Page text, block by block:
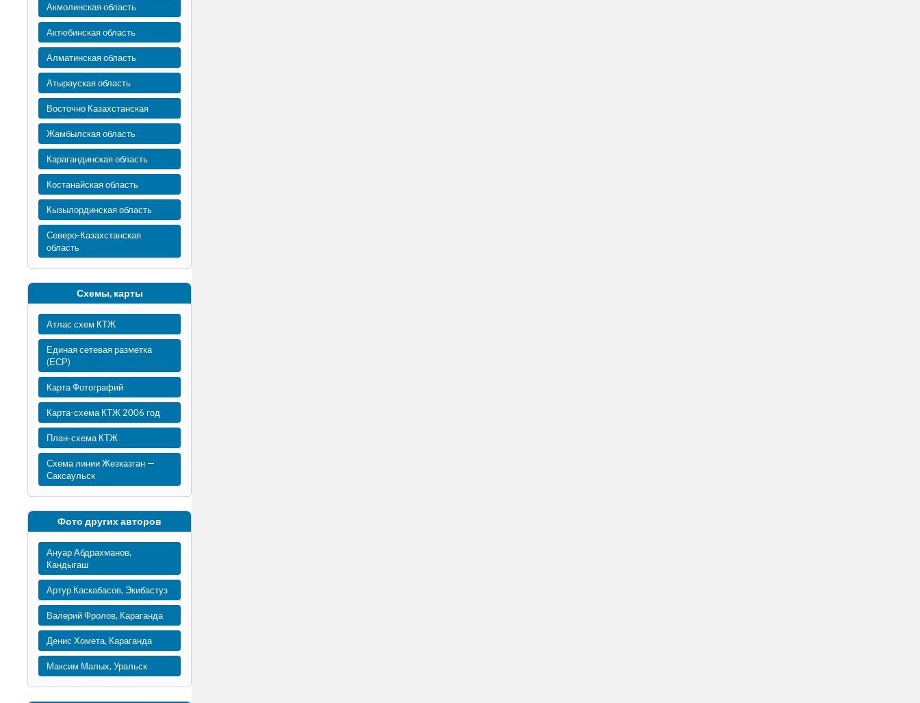
Акмолинская область
Актюбинская область
Алматинская область
Атырауская область
Восточно Казахстанская
Жамбылская область
Карагандинская область
Костанайская область
Кызылординская область
Северо-Казахстанская
область
Схемы, карты
Атлас схем КТЖ
Единая сетевая разметка
(ЕСР)
Карта Фотографий
Карта-схема КТЖ 2006 год
План-схема КТЖ
Схема линии Жезказган —
Саксаульск
Фото других авторов
Ануар Абдрахманов,
Кандыгаш
Артур Каскабасов, Экибастуз
Валерий Фролов, Караганда
Денис Хомета, Караганда
Максим Малых, Уральск